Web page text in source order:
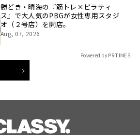
勝どき・晴海の『筋トレ×ピラティ
ス』で大人気のPBGが女性専用スタジ
オ（２号店）を開店。
Aug, 07, 2026
Powered by PR TIMES